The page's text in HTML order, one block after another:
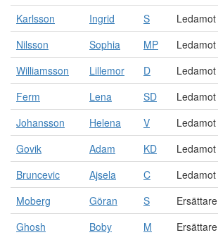
Karlsson Ingrid S Ledamot
Nilsson
Sophia MP Ledamot
Williamsson
Lillemor D Ledamot
Ferm
Lena SD Ledamot
Johansson
Helena V Ledamot
Govik
Adam KD Ledamot
Bruncevic
Ajsela C Ledamot
Moberg
Göran S Ersättare
Ghosh
Boby M Ersättare